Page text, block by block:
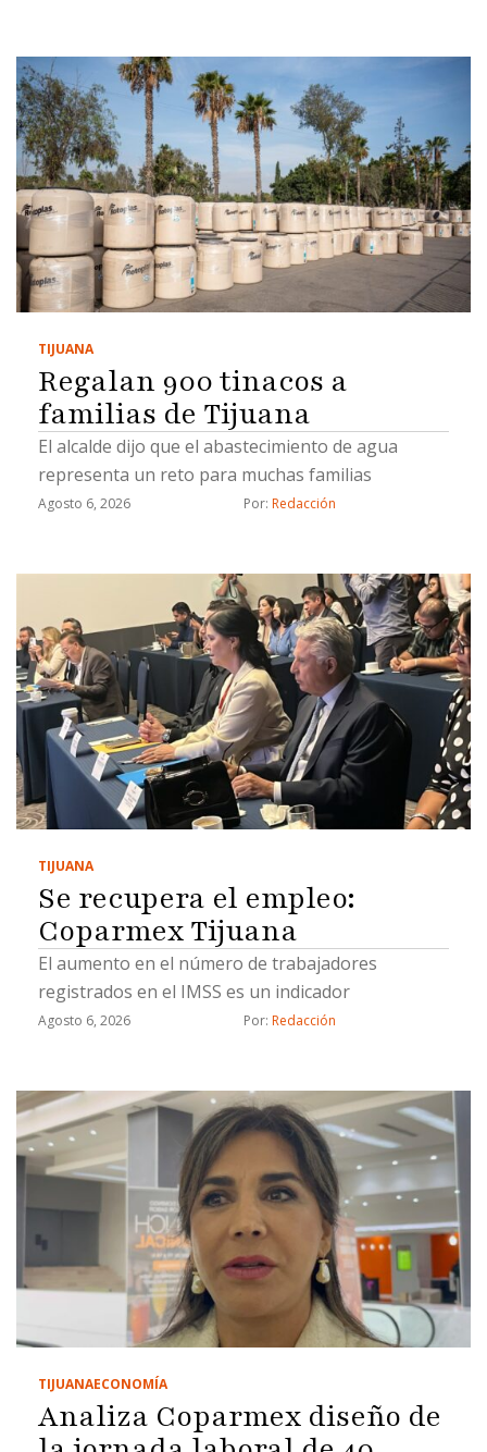
TIJUANA
Regalan 900 tinacos a
familias de Tijuana
El alcalde dijo que el abastecimiento de agua
representa un reto para muchas familias
Agosto 6, 2026 Por: Redacción
TIJUANA
Se recupera el empleo:
Coparmex Tijuana
El aumento en el número de trabajadores
registrados en el IMSS es un indicador
Agosto 6, 2026 Por: Redacción
TIJUANAECONOMÍA
Analiza Coparmex diseño de